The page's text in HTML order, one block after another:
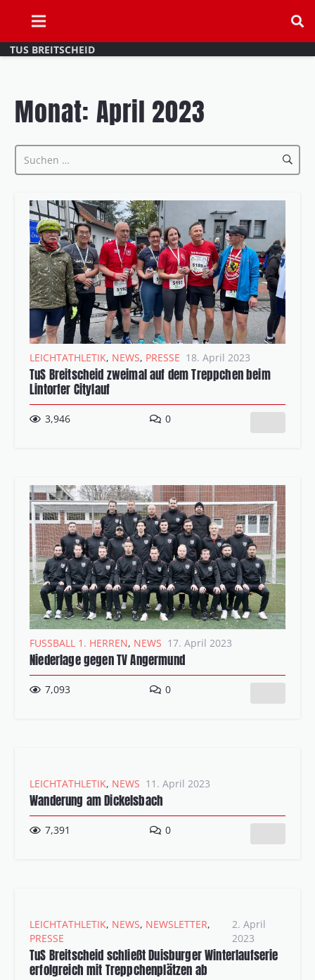
TUS BREITSCHEID
Monat: April 2023
Suchen
nach:
LEICHTATHLETIK, NEWS, PRESSE 18. April 2023
TuS Breitscheid zweimal auf dem Treppchen beim
Lintorfer Citylauf
3,946 0
FUSSBALL 1. HERREN , NEWS 17. April 2023
Niederlage gegen TV Angermund
7,093 0
LEICHTATHLETIK, NEWS 11. April 2023
Wanderung am Dickelsbach
7,391 0
LEICHTATHLETIK, NEWS, NEWSLETTER,
PRESSE
2. April
2023
TuS Breitscheid schließt Duisburger Winterlaufserie
erfolgreich mit Treppchenplätzen ab